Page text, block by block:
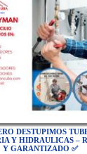
DESTUPIMOS
Y HIDRAULICAS –
Y GARANTIZADO ✅